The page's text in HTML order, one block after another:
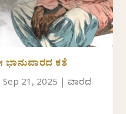
ಕತೆ
Sep 21, 2025 |ವಾರದ